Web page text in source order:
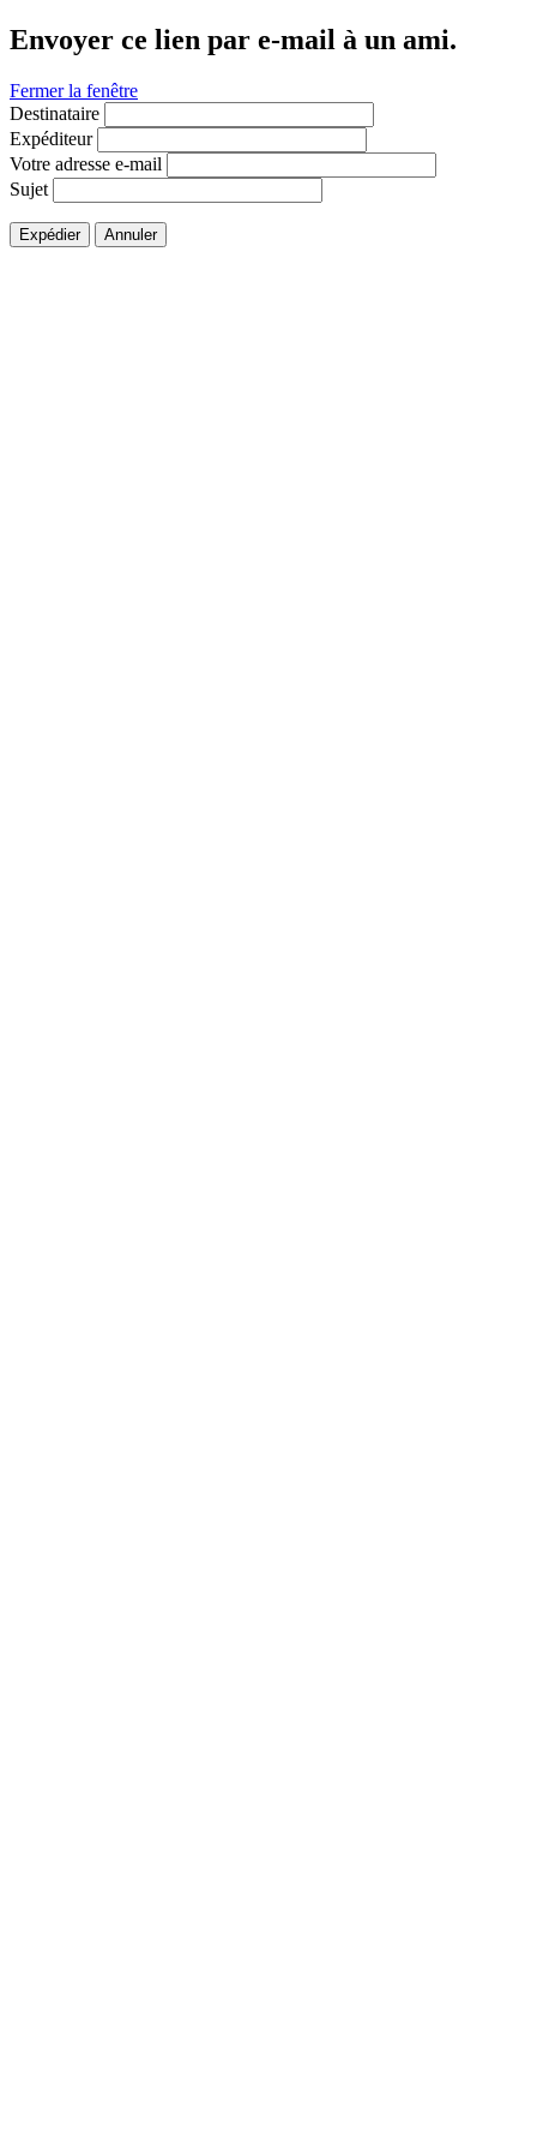
Envoyer ce lien par e-mail à un ami.
Fermer la fenêtre
Destinataire
Expéditeur
Votre adresse e-mail
Sujet
Expédier Annuler